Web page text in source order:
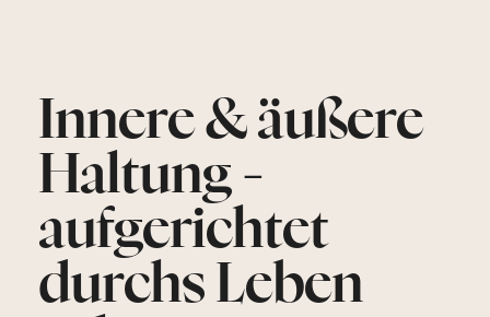
Innere & äußere
Haltung -
aufgerichtet
durchs Leben